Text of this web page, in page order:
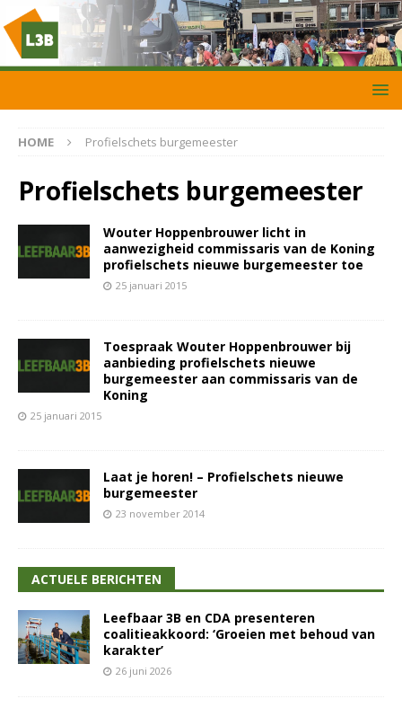
HOME Profielschets burgemeester
Profielschets burgemeester
Wouter Hoppenbrouwer licht in
aanwezigheid commissaris van de Koning
profielschets nieuwe burgemeester toe
25 januari 2015
Toespraak Wouter Hoppenbrouwer bij
aanbieding profielschets nieuwe
burgemeester aan commissaris van de
Koning
25 januari 2015
Laat je horen! – Profielschets nieuwe
burgemeester
23 november 2014
ACTUELE BERICHTEN
Leefbaar 3B en CDA presenteren
coalitieakkoord: ‘Groeien met behoud van
karakter’
26 juni 2026